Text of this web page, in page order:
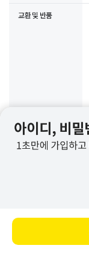
교환 및 반품